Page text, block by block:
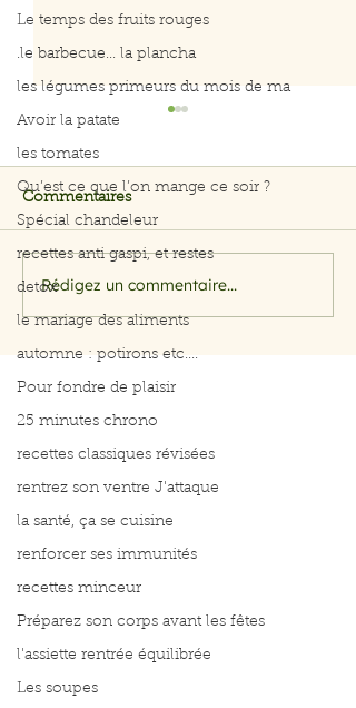
Le temps des fruits rouges
.le barbecue... la plancha
les légumes primeurs du mois de ma
Avoir la patate
les tomates
Qu’est ce que l’on mange ce soir ?
Spécial chandeleur
recettes anti gaspi, et restes
detox
le mariage des aliments
automne : potirons etc....
Pour fondre de plaisir
25 minutes chrono
recettes classiques révisées
rentrez son ventre J'attaque
la santé, ça se cuisine
renforcer ses immunités
recettes minceur
Préparez son corps avant les fêtes
l'assiette rentrée équilibrée
Les soupes
Citrouille, courge et
potiron
Commentaires
Rédigez un commentaire...